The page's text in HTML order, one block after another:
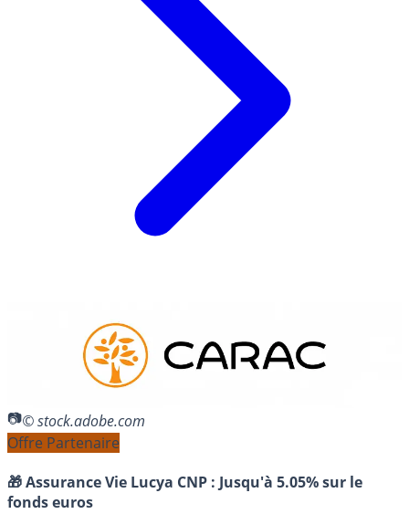
© stock.adobe.com
Offre Partenaire
🎁 Assurance Vie Lucya CNP : Jusqu'à 5.05% sur le
fonds euros